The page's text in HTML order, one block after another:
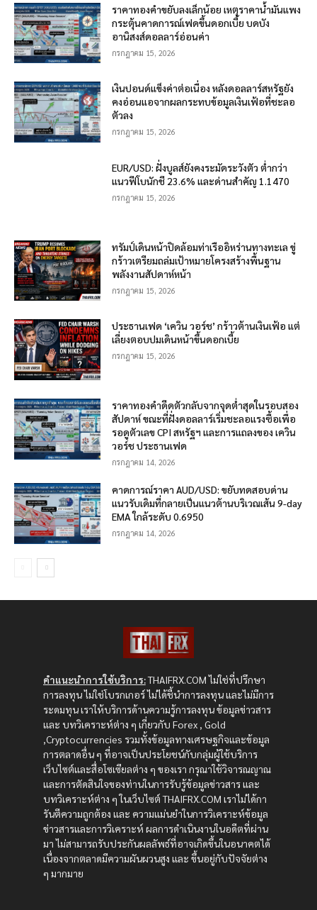
ราคาทองคำขยับลงเล็กน้อย เหตุราคาน้ำมันแพง
กระตุ้นคาดการณ์เฟดขึ้นดอกเบี้ย บดบัง
อานิสงส์ดอลลาร์อ่อนค่า
กรกฎาคม 15, 2026
เงินปอนด์แข็งค่าต่อเนื่อง หลังดอลลาร์สหรัฐยัง
คงอ่อนแอจากผลกระทบข้อมูลเงินเฟ้อที่ชะลอ
ตัวลง
กรกฎาคม 15, 2026
EUR/USD: ฝั่งบูลส์ยังคงระมัดระวังตัว ต่ำกว่า
แนวฟีโบนักชี 23.6% และด่านสำคัญ 1.1470
กรกฎาคม 15, 2026
ทรัมป์เดินหน้าปิดล้อมท่าเรืออิหร่านทางทะเล ขู่
กร้าวเตรียมถล่มเป้าหมายโครงสร้างพื้นฐาน
พลังงานสัปดาห์หน้า
กรกฎาคม 15, 2026
ประธานเฟด ‘เควิน วอร์ช’ กร้าวต้านเงินเฟ้อ แต่
เลี่ยงตอบปมเดินหน้าขึ้นดอกเบี้ย
กรกฎาคม 15, 2026
ราคาทองคำดีดตัวกลับจากจุดต่ำสุดในรอบสอง
สัปดาห์ ขณะที่ฝั่งดอลลาร์เริ่มชะลอแรงซื้อเพื่อ
รอดูตัวเลข CPI สหรัฐฯ และการแถลงของ เควิน
วอร์ช ประธานเฟด
กรกฎาคม 14, 2026
คาดการณ์ราคา AUD/USD: ขยับทดสอบด่าน
แนวรับเดิมที่กลายเป็นแนวต้านบริเวณเส้น 9-day
EMA ใกล้ระดับ 0.6950
กรกฎาคม 14, 2026
คำแนะนำการใช้บริการ:THAIFRX.COM ไม่ใช่ที่ปรึกษา
การลงทุน ไม่ใช่โบรกเกอร์ ไม่ได้ชี้นำการลงทุน และไม่มีการ
ระดมทุน เราให้บริการด้านความรู้การลงทุน ข้อมูลข่าวสาร
และ บทวิเคราะห์ต่าง ๆ เกี่ยวกับ Forex , Gold
,Cryptocurrencies รวมทั้งข้อมูลทางเศรษฐกิจและข้อมูล
การตลาดอื่น ๆ ที่อาจเป็นประโยชน์กับกลุ่มผู้ใช้บริการ
เว็บไซต์และสื่อโซเซียลต่าง ๆ ของเรา กรุณาใช้วิจารณญาณ
และการตัดสินใจของท่านในการรับรู้ข้อมูลข่าวสาร และ
บทวิเคราะห์ต่าง ๆ ในเว็บไซต์ THAIFRX.COM เราไม่ได้กา
รันตีความถูกต้อง และ ความแม่นยำในการวิเคราะห์ข้อมูล
ข่าวสารและการวิเคราะห์ ผลการดำเนินงานในอดีตที่ผ่าน
มา ไม่สามารถรับประกันผลลัพธ์ที่อาจเกิดขึ้นในอนาคตได้
เนื่องจากตลาดมีความผันผวนสูง และ ขึ้นอยู่กับปัจจัยต่าง
ๆ มากมาย